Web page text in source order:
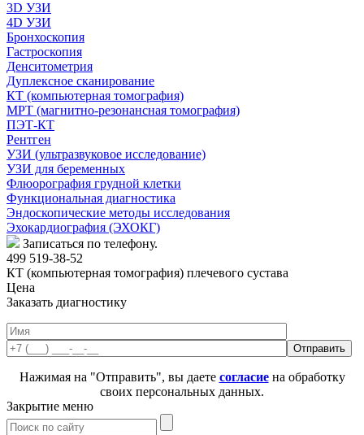
3D УЗИ
4D УЗИ
Бронхоскопия
Гастроскопия
Денситометрия
Дуплексное сканирование
КТ (компьютерная томография)
МРТ (магнитно-резонансная томография)
ПЭТ-КТ
Рентген
УЗИ (ультразвуковое исследование)
УЗИ для беременных
Флюорография грудной клетки
Функциональная диагностика
Эндоскопические методы исследования
Эхокардиография (ЭХОКГ)
Записаться по телефону.
499 519-38-52
КТ (компьютерная томография) плечевого сустава
Цена
Заказать диагностику
Нажимая на "Отправить", вы даете согласиена обработку
своих персональных данных.
Закрытие меню